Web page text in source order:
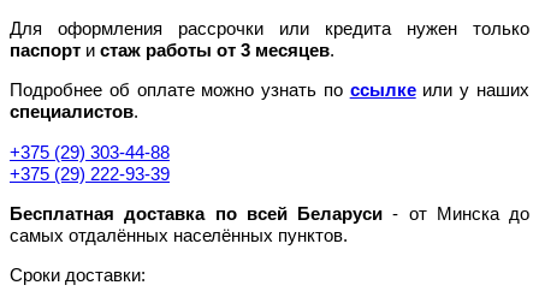
Для оформления рассрочки или кредита нужен только
паспорт и стаж работы от 3 месяцев.
Подробнее об оплате можно узнать по ссылкеили у наших
специалистов.
+375 (29) 303-44-88
+375 (29) 222-93-39
Бесплатная доставка по всей Беларуси - от Минска до
самых отдалённых населённых пунктов.
Сроки доставки: